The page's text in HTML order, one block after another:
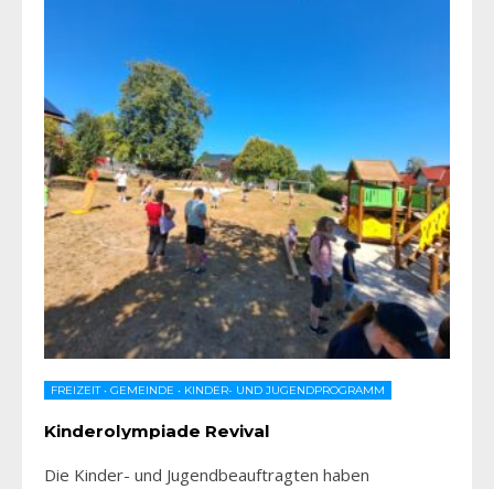
FREIZEIT• GEMEINDE • KINDER- UND JUGENDPROGRAMM
Kinderolympiade Revival
Die Kinder- und Jugendbeauftragten haben